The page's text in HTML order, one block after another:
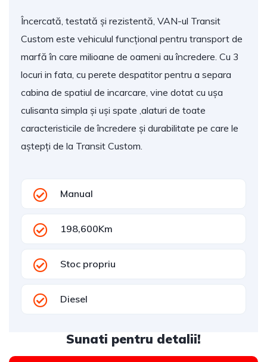
Încercată, testată și rezistentă, VAN-ul Transit
Custom este vehiculul funcțional pentru transport de
marfă în care milioane de oameni au încredere. Cu 3
locuri in fata, cu perete despatitor pentru a separa
cabina de spatiul de incarcare, vine dotat cu ușa
culisanta simpla și uși spate ,alaturi de toate
caracteristicile de încredere și durabilitate pe care le
aștepți de la Transit Custom.
Manual
198,600Km
Stoc propriu
Diesel
Sunati pentru detalii!